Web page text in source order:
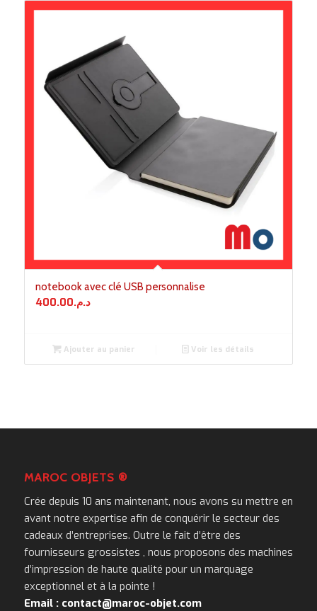
notebook avec clé USB personnalise
د.م.400.00
Ajouter au panier Voir les détails
MAROC OBJETS ®
Crée depuis 10 ans maintenant, nous avons su mettre en
avant notre expertise afin de conquérir le secteur des
cadeaux d’entreprises. Outre le fait d’être des
fournisseurs grossistes , nous proposons des machines
d’impression de haute qualité pour un marquage
exceptionnel et à la pointe !
Email : contact@maroc-objet.com